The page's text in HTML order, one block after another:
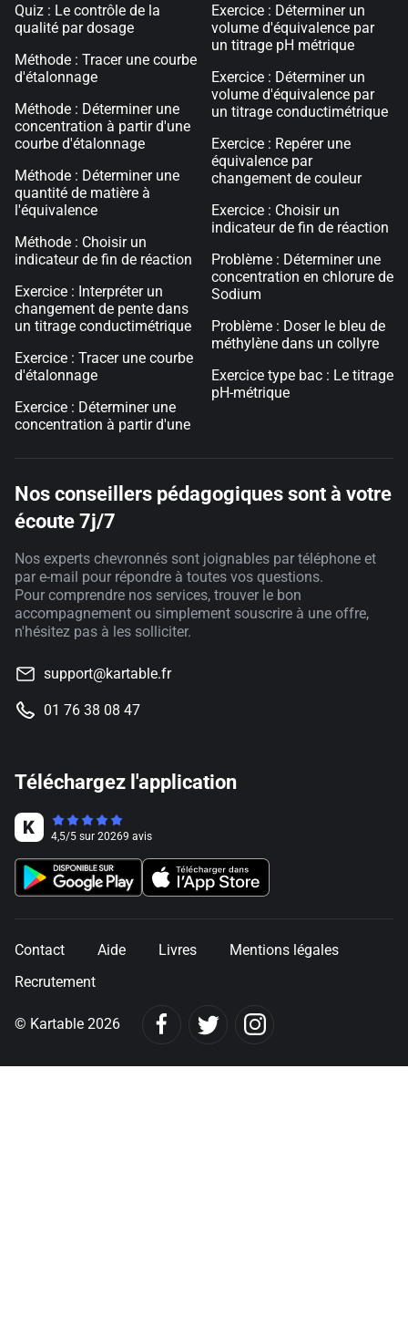
Quiz : Le contrôle de la
qualité par dosage
Méthode : Tracer une courbe
d'étalonnage
Méthode : Déterminer une
concentration à partir d'une
courbe d'étalonnage
Méthode : Déterminer une
quantité de matière à
l'équivalence
Méthode : Choisir un
indicateur de fin de réaction
Exercice : Interpréter un
changement de pente dans
un titrage conductimétrique
Exercice : Tracer une courbe
d'étalonnage
Exercice : Déterminer une
concentration à partir d'une
Exercice : Déterminer un
volume d'équivalence par
un titrage pH métrique
Exercice : Déterminer un
volume d'équivalence par
un titrage conductimétrique
Exercice : Repérer une
équivalence par
changement de couleur
Exercice : Choisir un
indicateur de fin de réaction
Problème : Déterminer une
concentration en chlorure de
Sodium
Problème : Doser le bleu de
méthylène dans un collyre
Exercice type bac : Le titrage
pH-métrique
Nos conseillers pédagogiques sont à votre
écoute 7j/7
Nos experts chevronnés sont joignables par téléphone et
par e-mail pour répondre à toutes vos questions.
Pour comprendre nos services, trouver le bon
accompagnement ou simplement souscrire à une offre,
n'hésitez pas à les solliciter.
support@kartable.fr
01 76 38 08 47
Téléchargez l'application
4,5/5 sur 20269 avis
Contact Aide Livres
Mentions légales
Recrutement
© Kartable 2026